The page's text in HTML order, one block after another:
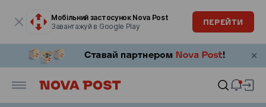
Мобільний застосунок Nova Post
Завантажуй в Google Play
ПЕРЕЙТИ